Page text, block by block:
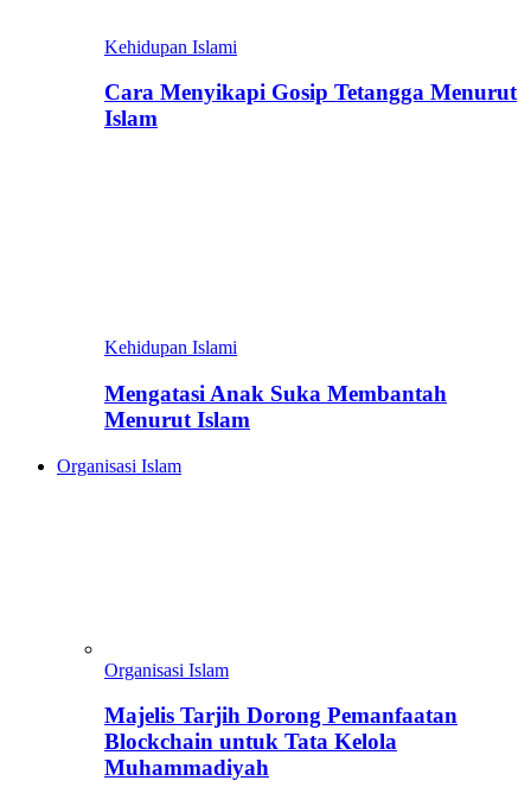
Kehidupan Islami
Cara Menyikapi Gosip Tetangga Menurut
Islam
Kehidupan Islami
Mengatasi Anak Suka Membantah
Menurut Islam
Organisasi Islam
Organisasi Islam
Majelis Tarjih Dorong Pemanfaatan
Blockchain untuk Tata Kelola
Muhammadiyah